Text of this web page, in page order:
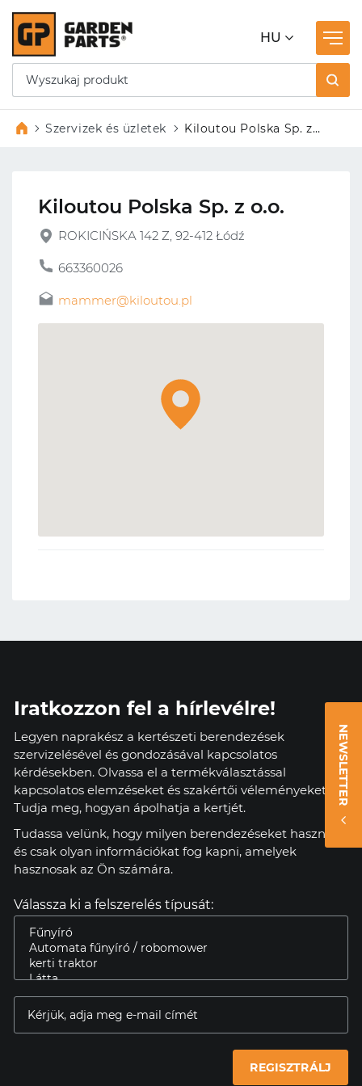
HU
Szervizek és üzletek
Kiloutou Polska Sp. z
Kiloutou Polska Sp. z o.o.
ROKICIŃSKA 142 Z, 92-412 Łódź
663360026
mammer@kiloutou.pl
NEWSLETTER
Iratkozzon fel a hírlevélre!
Legyen naprakész a kertészeti berendezések
szervizelésével és gondozásával kapcsolatos
kérdésekben. Olvassa el a termékválasztással
kapcsolatos elemzéseket és szakértői véleményeket.
Tudja meg, hogyan ápolhatja a kertjét.
Tudassa velünk, hogy milyen berendezéseket használ,
és csak olyan információkat fog kapni, amelyek
hasznosak az Ön számára.
Válassza ki a felszerelés típusát:
REGISZTRÁLJ